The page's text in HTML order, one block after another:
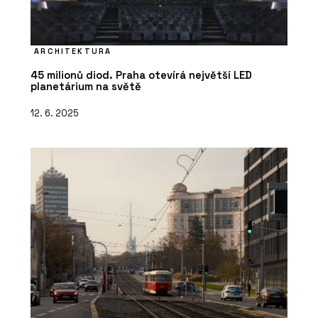
ARCHITEKTURA
45 milionů diod. Praha otevírá největší LED
planetárium na světě
12. 6. 2025